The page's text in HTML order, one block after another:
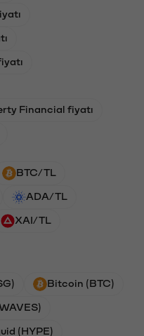
Financial fiyatı
BTC/TL
ADA/TL
XAI/TL
Bitcoin (BTC)
(HYPE)